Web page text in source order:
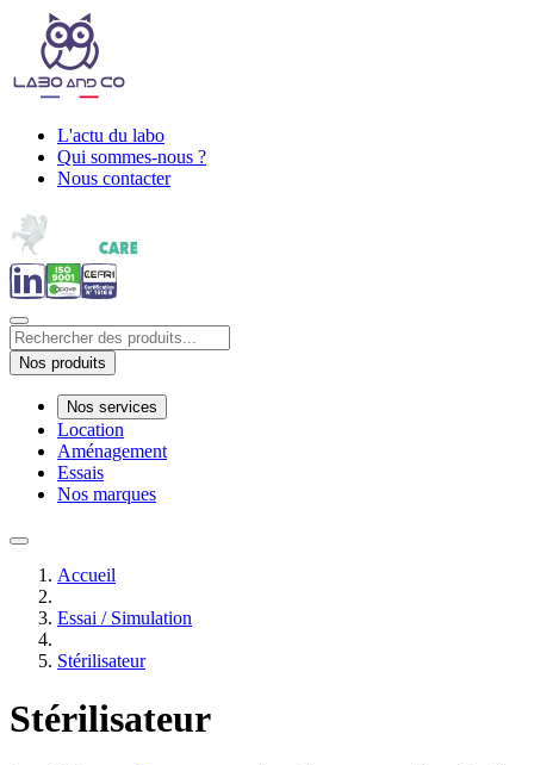
L'actu du labo
Qui sommes-nous ?
Nous contacter
Nos produits
Nos services
Location
Aménagement
Essais
Nos marques
Accueil
Essai / Simulation
Stérilisateur
Stérilisateur